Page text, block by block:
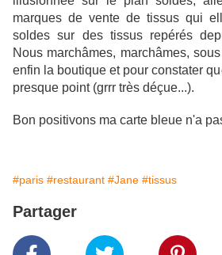
marques de vente de tissus qui
soldes sur des tissus repérés
Nous marchâmes, marchâmes,
enfin la boutique et pour constater
presque point (grrr très déçue...).
Bon positivons ma carte bleue n'a
#paris #restaurant #Jane #tissus
Partager